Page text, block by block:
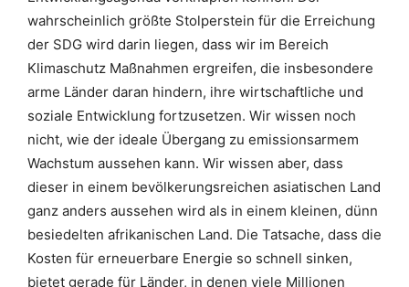
wahrscheinlich größte Stolperstein für die Erreichung
der SDG wird darin liegen, dass wir im Bereich
Klimaschutz Maßnahmen ergreifen, die insbesondere
arme Länder daran hindern, ihre wirtschaftliche und
soziale Entwicklung fortzusetzen. Wir wissen noch
nicht, wie der ideale Übergang zu emissionsarmem
Wachstum aussehen kann. Wir wissen aber, dass
dieser in einem bevölkerungsreichen asiatischen Land
ganz anders aussehen wird als in einem kleinen, dünn
besiedelten afrikanischen Land. Die Tatsache, dass die
Kosten für erneuerbare Energie so schnell sinken,
bietet gerade für Länder, in denen viele Millionen